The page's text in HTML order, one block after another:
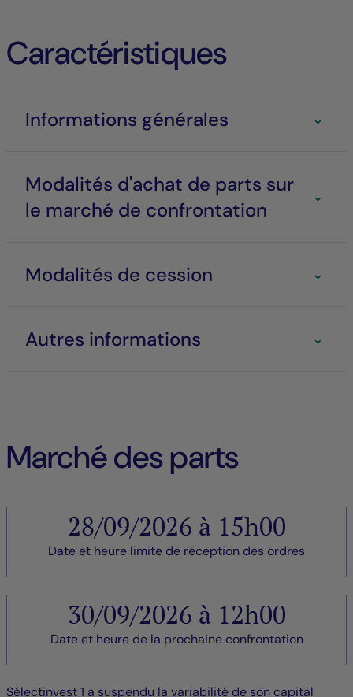
Caractéristiques
Informations générales
Modalités d'achat de parts sur
le marché de confrontation
Modalités de cession
Autres informations
Marché des parts
28/09/2026 à 15h00
Date et heure limite de réception des ordres
30/09/2026 à 12h00
Date et heure de la prochaine confrontation
Sélectinvest 1 a suspendu la variabilité de son capital